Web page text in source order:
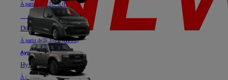
À partir de 40.517 € (HTVA)
NouveauLand Cruiser
Diesel
À partir de76.355 € (HTVA)
Aygo X
Hybride
À partir de18.769 € (HTVA)